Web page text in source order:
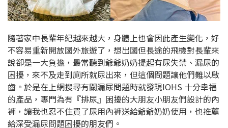
隨著家中長輩年紀越來越大，身體上也會因此產生變化，好
不容易重新開放國外旅遊了，想出國但長途的飛機對長輩來
說卻是一大負擔， 最常聽到爺爺奶奶提起有尿失禁、漏尿的
困擾，來不及走到廁所就尿出來，但這個問題讓他們難以啟
齒。於是在上網搜尋有關漏尿問題時就發現IOHS 十分幸福
的產品，專門為有『排尿』困擾的大朋友小朋友們設計的內
褲，讓我也忍不住買了尿用內褲送給爺爺奶奶使用，也推薦
給深受漏尿問題困擾的朋友們。